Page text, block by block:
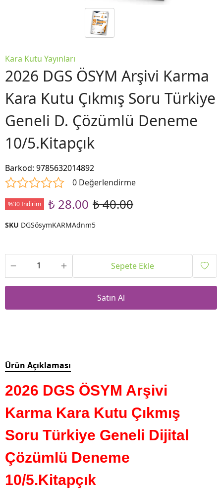
Kara Kutu Yayınları
2026 DGS ÖSYM Arşivi Karma
Kara Kutu Çıkmış Soru Türkiye
Geneli D. Çözümlü Deneme
10/5.Kitapçık
Barkod: 9785632014892
0 Değerlendirme
%30 İndirim ₺ 28.00 ₺ 40.00
SKU DGSösymKARMAdnm5
Sepete Ekle
Satın Al
Ürün Açıklaması
2026 DGS ÖSYM Arşivi
Karma Kara Kutu Çıkmış
Soru Türkiye Geneli Dijital
Çözümlü Deneme
10/5.Kitapçık